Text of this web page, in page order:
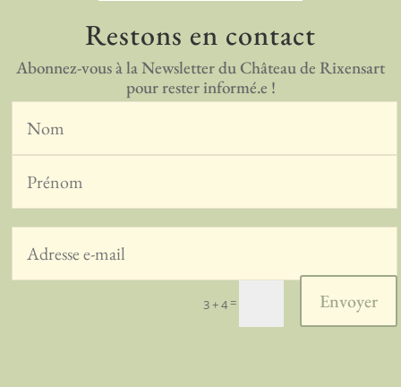
Restons en contact
Abonnez-vous à la Newsletter du Château de Rixensart
pour rester informé.e !
3 + 4= Envoyer